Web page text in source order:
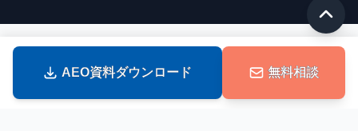
AEO資料ダウンロード 無料相談